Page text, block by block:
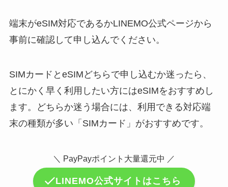
端末がeSIM対応であるかLINEMO公式ページから
事前に確認して申し込んでください。
SIMカードとeSIMどちらで申し込むか迷ったら、
とにかく早く利用したい方にはeSIMをおすすめし
ます。どちらか迷う場合には、利用できる対応端
末の種類が多い「SIMカード」がおすすめです。
＼ PayPayポイント大量還元中 ／
LINEMO公式サイトはこちら